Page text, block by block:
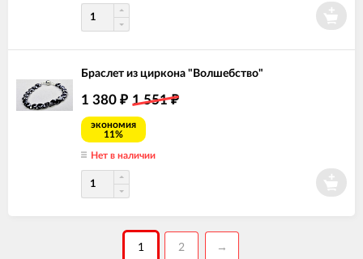
Браслет из циркона "Волшебство"
1 380 ₽ 1 551₽
экономия
11%
Нет в наличии
1 2 →